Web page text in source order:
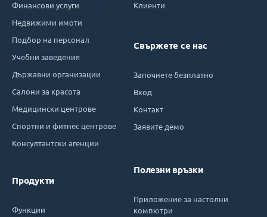
Финансови услуги
Недвижими имоти
Подбор на персонал
Учебни заведения
Държавни организации
Салони за красота
Медицински центрове
Спортни и фитнес центрове
Консултантски агенции
Продукти
Функции
Клиенти
Свържете се нас
Започнете безплатно
Вход
Контакт
Заявите демо
Полезни връзки
Приложение за настолни
компютри